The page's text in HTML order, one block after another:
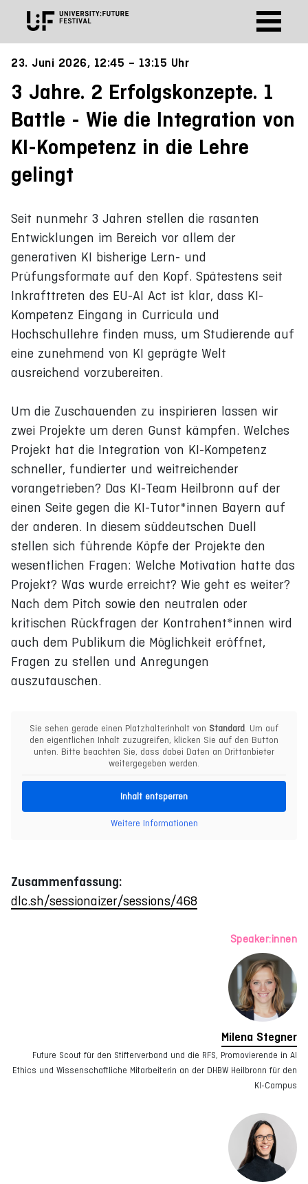
23. Juni 2026, 12:45 – 13:15 Uhr
3 Jahre. 2 Erfolgskonzepte. 1
Battle - Wie die Integration von
KI-Kompetenz in die Lehre
gelingt
Seit nunmehr 3 Jahren stellen die rasanten
Entwicklungen im Bereich vor allem der
generativen KI bisherige Lern- und
Prüfungsformate auf den Kopf. Spätestens seit
Inkrafttreten des EU-AI Act ist klar, dass KI-
Kompetenz Eingang in Curricula und
Hochschullehre finden muss, um Studierende auf
eine zunehmend von KI geprägte Welt
ausreichend vorzubereiten.
Um die Zuschauenden zu inspirieren lassen wir
zwei Projekte um deren Gunst kämpfen. Welches
Projekt hat die Integration von KI-Kompetenz
schneller, fundierter und weitreichender
vorangetrieben? Das KI-Team Heilbronn auf der
einen Seite gegen die KI-Tutor*innen Bayern auf
der anderen. In diesem süddeutschen Duell
stellen sich führende Köpfe der Projekte den
wesentlichen Fragen: Welche Motivation hatte das
Projekt? Was wurde erreicht? Wie geht es weiter?
Nach dem Pitch sowie den neutralen oder
kritischen Rückfragen der Kontrahent*innen wird
auch dem Publikum die Möglichkeit eröffnet,
Fragen zu stellen und Anregungen
auszutauschen.
Sie sehen gerade einen Platzhalterinhalt von Standard . Um auf
den eigentlichen Inhalt zuzugreifen, klicken Sie auf den Button
unten. Bitte beachten Sie, dass dabei Daten an Drittanbieter
weitergegeben werden.
Inhalt entsperren
Weitere Informationen
Zusammenfassung:
dlc.sh/sessionaizer/sessions/468
Speaker:innen
Milena Stegner
Future Scout für den Stifterverband und die RFS, Promovierende in AI
Ethics und Wissenschaftliche Mitarbeiterin an der DHBW Heilbronn für den
KI-Campus